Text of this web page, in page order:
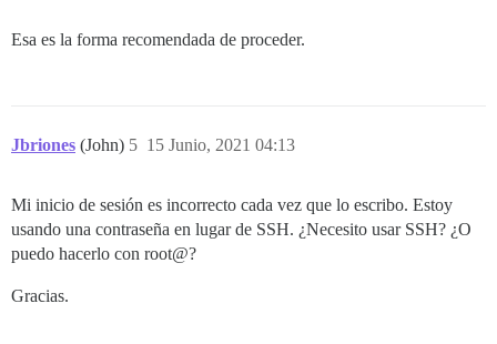
Esa es la forma recomendada de proceder.
Jbriones (John) 15 Junio, 2021 04:13
5
Mi inicio de sesión es incorrecto cada vez que lo escribo. Estoy
usando una contraseña en lugar de SSH. ¿Necesito usar SSH? ¿O
puedo hacerlo con root@?
Gracias.